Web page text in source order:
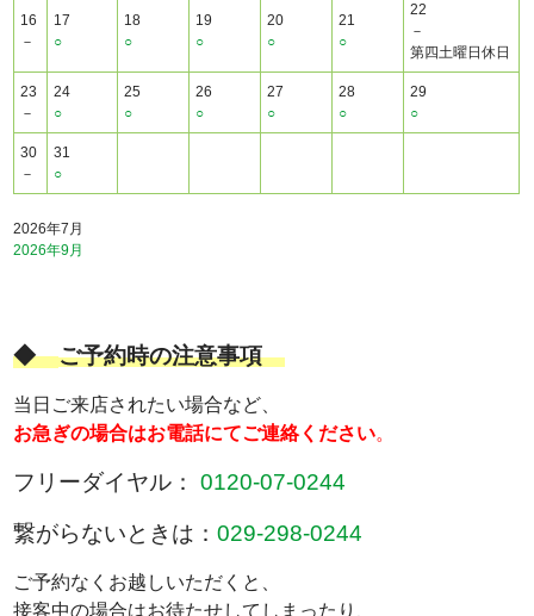
16
－
17
○
18
○
19
○
20
○
21
○
22
－
第四土曜日休日
23
－
24
○
25
○
26
○
27
○
28
○
29
○
30
－
31
○
2026年7月
2026年9月
◆ご予約時の注意事項
当日ご来店されたい場合など、
お急ぎの場合はお電話にてご連絡ください。
フリーダイヤル：0120-07-0244
繋がらないときは：029-298-0244
ご予約なくお越しいただくと、
接客中の場合はお待たせしてしまったり、